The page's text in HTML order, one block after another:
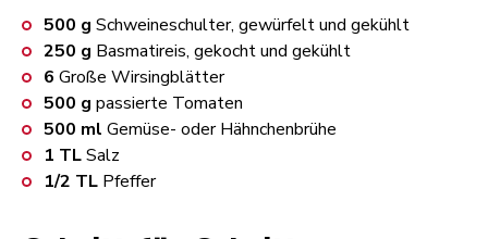
500 g Schweineschulter, gewürfelt und gekühlt
250 g Basmatireis, gekocht und gekühlt
6 Große Wirsingblätter
500 g passierte Tomaten
500 ml Gemüse- oder Hähnchenbrühe
1 TLSalz
1/2 TL Pfeffer